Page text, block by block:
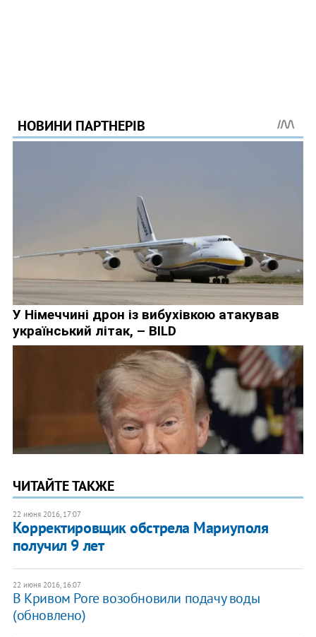
ЧИТАЙТЕ ТАКЖЕ
22 июня 2016, 17:07
Корректировщик обстрела Мариуполя
получил 9 лет
22 июня 2016, 16:07
В Кривом Роге возобновили подачу воды
(обновлено)